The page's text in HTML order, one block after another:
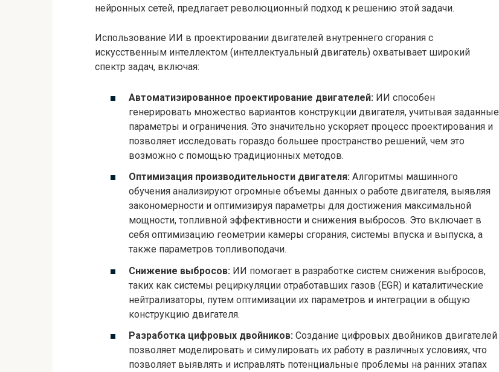
нейронных сетей, предлагает революционный подход к решению этой задачи.
Использование ИИ в проектировании двигателей внутреннего сгорания с
искусственным интеллектом (интеллектуальный двигатель) охватывает широкий
спектр задач, включая:
Автоматизированное проектирование двигателей: ИИ способен
генерировать множество вариантов конструкции двигателя, учитывая заданные
параметры и ограничения. Это значительно ускоряет процесс проектирования и
позволяет исследовать гораздо большее пространство решений, чем это
возможно с помощью традиционных методов.
Оптимизация производительности двигателя: Алгоритмы машинного
обучения анализируют огромные объемы данных о работе двигателя, выявляя
закономерности и оптимизируя параметры для достижения максимальной
мощности, топливной эффективности и снижения выбросов. Это включает в
себя оптимизацию геометрии камеры сгорания, системы впуска и выпуска, а
также параметров топливоподачи.
Снижение выбросов: ИИ помогает в разработке систем снижения выбросов,
таких как системы рециркуляции отработавших газов (EGR) и каталитические
нейтрализаторы, путем оптимизации их параметров и интеграции в общую
конструкцию двигателя.
Разработка цифровых двойников: Создание цифровых двойников двигателей
позволяет моделировать и симулировать их работу в различных условиях, что
позволяет выявлять и исправлять потенциальные проблемы на ранних этапах